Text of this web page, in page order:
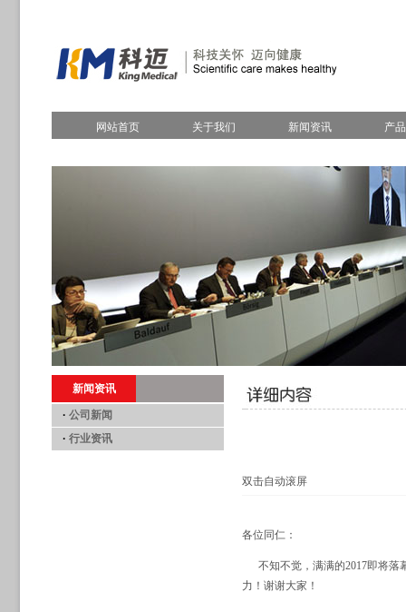
网站首页 关于我们 新闻资讯 产
新闻资讯
· 公司新闻
· 行业资讯
双击自动滚屏
各位同仁：
不知不觉，满满的2017即将落
力！谢谢大家！